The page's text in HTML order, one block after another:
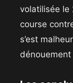
volatilisée le
course
s’est